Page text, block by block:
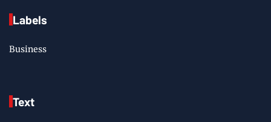
Labels
Business
Text